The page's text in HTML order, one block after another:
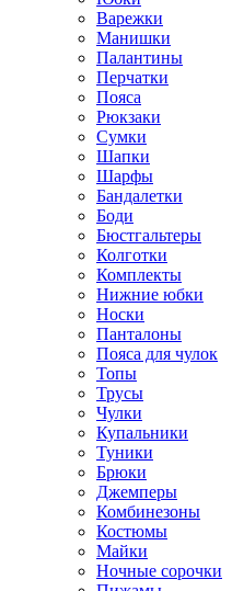
Варежки
Манишки
Палантины
Перчатки
Пояса
Рюкзаки
Сумки
Шапки
Шарфы
Бандалетки
Боди
Бюстгальтеры
Колготки
Комплекты
Нижние юбки
Носки
Панталоны
Поясa для чулок
Топы
Трусы
Чулки
Купальники
Туники
Брюки
Джемперы
Комбинезоны
Костюмы
Майки
Ночные сорочки